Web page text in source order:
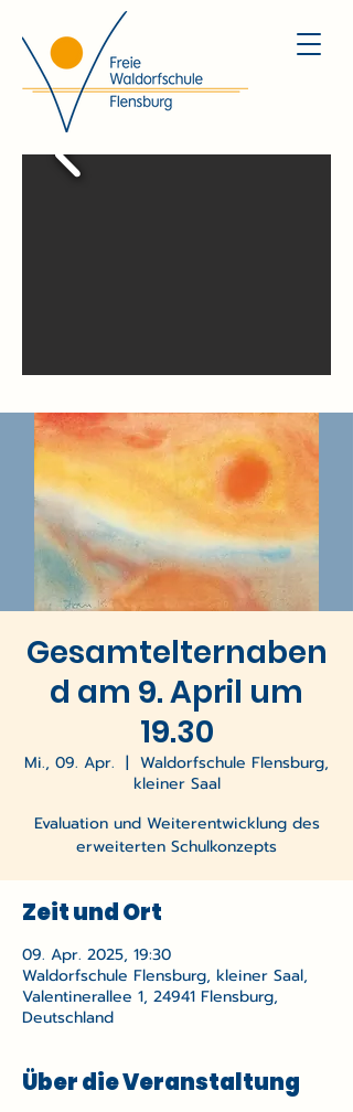
Gesamtelternaben
d am 9. April um
19.30
Mi., 09. Apr.
  |
Waldorfschule Flensburg,
kleiner Saal
Evaluation und Weiterentwicklung des
erweiterten Schulkonzepts
Zeit und Ort
09. Apr. 2025, 19:30
Waldorfschule Flensburg, kleiner Saal,
Valentinerallee 1, 24941 Flensburg,
Deutschland
Über die Veranstaltung